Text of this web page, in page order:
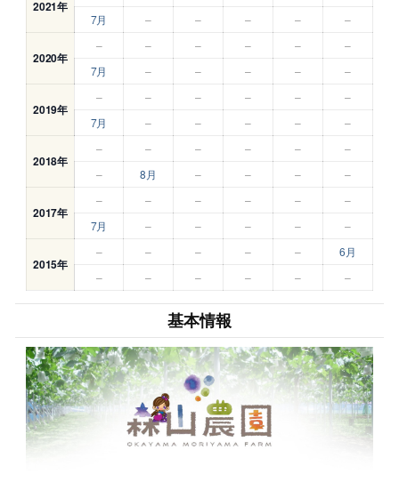
2021年
7月
– – – – –
2020年
– – – – –
–
7月
– – – – –
2019年
– – – – –
–
7月
– – – – –
2018年
– – – – –
–
–
8月 – – – –
2017年
– – – – –
–
7月
– – – – –
2015年
– – – – –
6月
–
– – – – –
基本情報